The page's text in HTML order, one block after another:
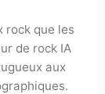
rock que les
de rock IA
aux